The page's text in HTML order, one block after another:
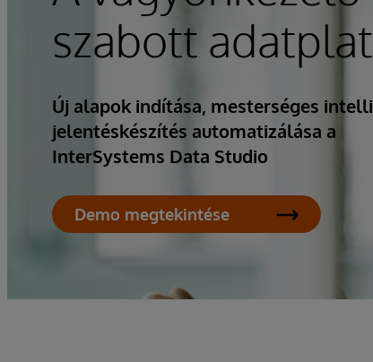
szabott
Új alapok indítása, mesterséges
jelentéskészítés automatizálása a
InterSystems Data Studio
Demo megtekintése